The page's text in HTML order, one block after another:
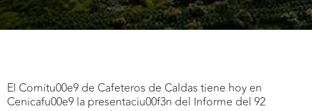
El Comitu00e9 de Cafeteros de Caldas tiene hoy en
Cenicafu00e9 la presentaciu00f3n del Informe del 92